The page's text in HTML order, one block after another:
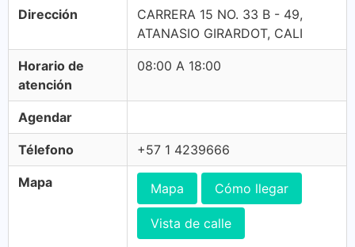
Dirección
CARRERA 15 NO. 33 B - 49,
ATANASIO GIRARDOT, CALI
Horario de
atención
08:00 A 18:00
Agendar
Télefono +57 1 4239666
Mapa Mapa Cómo llegar
Vista de calle